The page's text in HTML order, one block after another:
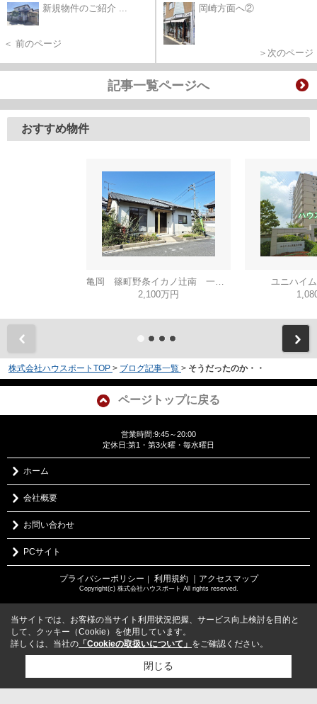
新規物件のご紹介 ...
＜ 前のページ
岡崎方面へ②
＞次のページ
記事一覧ページへ
おすすめ物件
2,100万円
ユニハイ
株式会社ハウスポートTOP > ブログ記事一覧 > そうだったのか・・
ページトップに戻る
営業時間:9:45～20:00
定休日:第1・第3火曜・毎水曜日
ホーム
会社概要
お問い合わせ
PCサイト
プライバシーポリシー ｜ 利用規約 ｜アクセスマップ
Copyright(c) 株式会社ハウスポート All rights reserved.
当サイトでは、お客様の当サイト利用状況把握、サービス向上検討を目的と
して、クッキー（Cookie）を使用しています。
詳しくは、当社の 「Cookieの取扱いについて」 をご確認ください。
閉じる